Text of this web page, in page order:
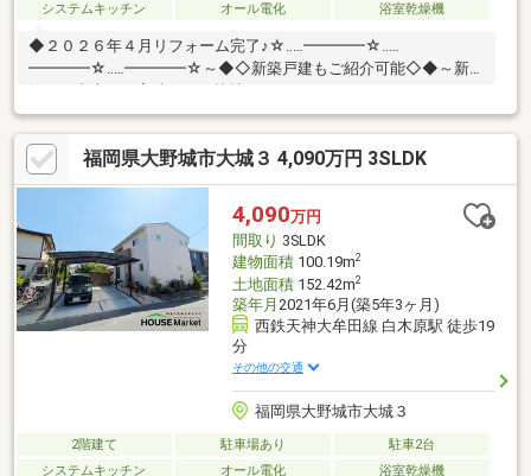
システムキッチン
オール電化 浴室乾燥機
◆２０２６年４月リフォーム完了♪☆‥…━━━━☆‥…
━━━━☆‥…━━━━☆～◆◇新築戸建もご紹介可能◇◆～新
リット・デメリットを把握し、じっくり比較検討することができ
ます♪内見したい物件をツアー形式でまわることも可能♪お住み替
え相談も承ります♪☆‥…━━━━☆‥…━━━━☆‥…━━━━☆◆
ご内覧は土日祝・当日も対応可能♪◆頭金０円ＯＫ！◆追加リフ
ォームもワンストップで承ります♪◆“借りれる額”と“無理なく返
せる額”は違う！◆住宅ローンアドバイザーが最適な返済計画をご
提案♪
福岡県大野城市大城３ 4,090万円 3SLDK
4,090万円
間取り 3SLDK
建物面積100.19m2
土地面積152.42m2
築年月 2021年6月(築5年3ヶ月)
西鉄天神大牟田線 白木原駅 徒歩19
分
その他の交通
福岡県大野城市大城３
2階建て 駐車場あり
駐車2台
システムキッチン
オール電化 浴室乾燥機